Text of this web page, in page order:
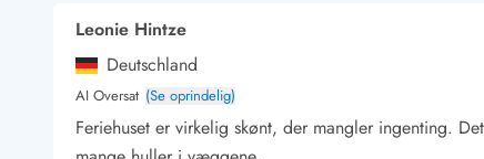
Historiske museer
Kunstmuseer
Kunsthåndværk og gallerier
Kulinariske oplevelser
Sandskulpturfestival
Leonie Hintze
Deutschland
AI Oversat (Se oprindelig)
Feriehuset er virkelig skønt, der mangler ingenting.